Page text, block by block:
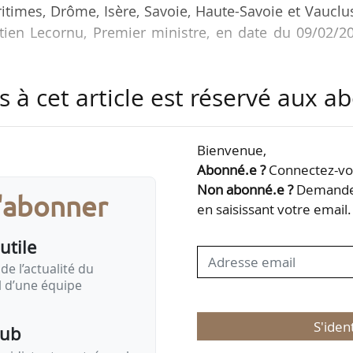
Drôme, Isère, Savoie, Haute-Savoie et
Lecornu, Premier ministre, en date du 09/02/
01/2026, à Annie Genevard, ministre de
le 09/01/2026, la publication d’un
de prélèvement de 19 à 21 %, les
à cet article est réservé aux
l’actualité du
équipe
Bienvenue,
Abonné.e ?Connectez-
Non abonné.e ?
en saisissant votre email.